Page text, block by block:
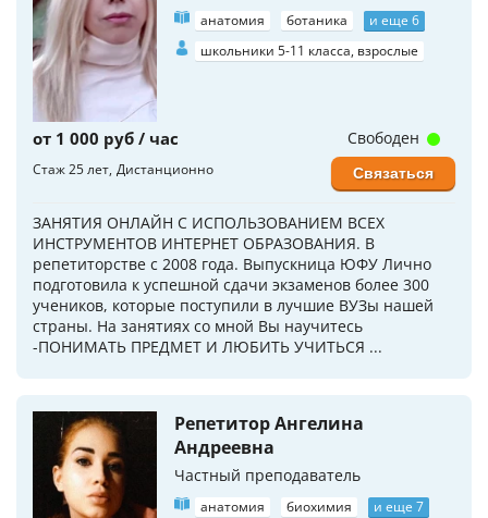
анатомия ботаника
и еще 6
школьники 5-11 класса, взрослые
от 1 000 руб / час
Стаж 25 лет Дистанционно
ЗАНЯТИЯ ОНЛАЙН С ИСПОЛЬЗОВАНИЕМ ВСЕХ
ИНСТРУМЕНТОВ ИНТЕРНЕТ ОБРАЗОВАНИЯ. В
репетиторстве с 2008 года. Выпускница ЮФУ Лично
подготовила к успешной сдачи экзаменов более 300
учеников, которые поступили в лучшие ВУЗы нашей
страны. На занятиях со мной Вы научитесь
-ПОНИМАТЬ ПРЕДМЕТ И ЛЮБИТЬ УЧИТЬСЯ ...
Свободен
Связаться
Репетитор Ангелина
Андреевна
Частный преподаватель
анатомия биохимия
и еще 7